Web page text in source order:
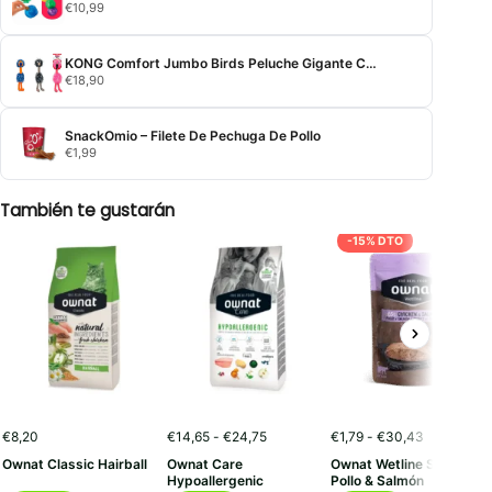
€10,99
KONG Comfort Jumbo Birds Peluche Gigante Con Sonido Perros Grandes
€18,90
SnackOmio – Filete De Pechuga De Pollo
€1,99
También te gustarán
€8,20
Ownat Classic Hairball
€14,65 - €24,75Rango
Ownat Care
Hypoallergenic
-15% DTO
€1,79 - €30,43
precios:
desde
Ownat Wetline Sterilized
Pollo & Salmón